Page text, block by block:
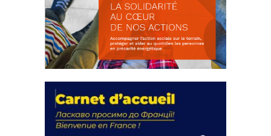
actions
18 septembre 2023
FEUILLETER